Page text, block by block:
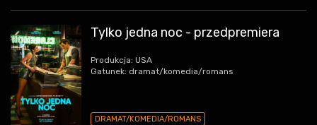
Tylko jedna noc - przedpremiera
Produkcja: USA
Gatunek: dramat/komedia/romans
DRAMAT/KOMEDIA/ROMANS